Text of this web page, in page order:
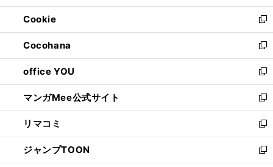
開
く
ウ
で
開
く
ン
ド
ウ
で
開
く
ウ
ィ
ン
ド
ウ
で
開
く
Cookie
新
し
い
ウ
ィ
ン
ド
ウ
で
開
く
Cocohana
新
し
い
ウ
ィ
ン
ド
ウ
で
開
office YOU
新
し
い
ウ
ィ
ン
ド
ウ
マンガMee公式サイト
新
し
い
ウ
ィ
ン
リマコミ
新
し
い
ウ
ジャンプTOON
新